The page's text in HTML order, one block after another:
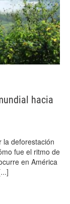
hacia
la deforestación
fue el ritmo de
en América